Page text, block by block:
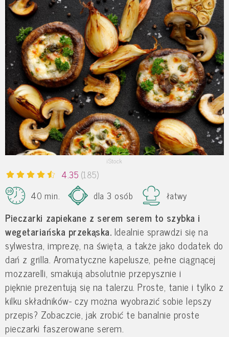
iStock
4.35 (185)
40 min.
dla 3 osób łatwy
Pieczarki zapiekane z serem serem to szybka i
wegetariańska przekąska. Idealnie sprawdzi się na
sylwestra, imprezę, na święta, a także jako dodatek do
dań z grilla. Aromatyczne kapelusze, pełne ciągnącej
mozzarelli, smakują absolutnie przepysznie i
pięknie prezentują się na talerzu. Proste, tanie i tylko z
kilku składników- czy można wyobrazić sobie lepszy
przepis? Zobaczcie, jak zrobić te banalnie proste
pieczarki faszerowane serem.